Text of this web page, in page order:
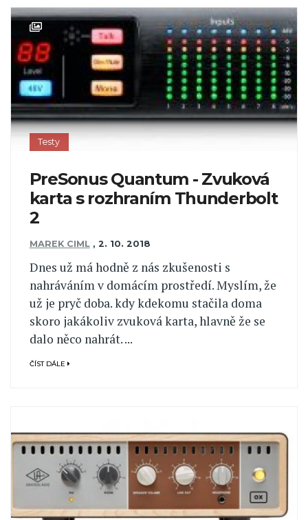
Testy
PreSonus Quantum - Zvuková
karta s rozhraním Thunderbolt
2
MAREK CIML , 2. 10. 2018
Dnes už má hodně z nás zkušenosti s
nahráváním v domácím prostředí. Myslím, že
už je pryč doba. kdy kdekomu stačila doma
skoro jakákoliv zvuková karta, hlavně že se
dalo něco nahrát. ...
ČÍST DÁLE